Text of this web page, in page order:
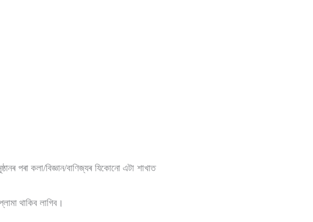
পৰা কলা/বিজ্ঞান/বাণিজ্যৰ যিকোনো এটা শাখাত
থাকিব লাগিব।